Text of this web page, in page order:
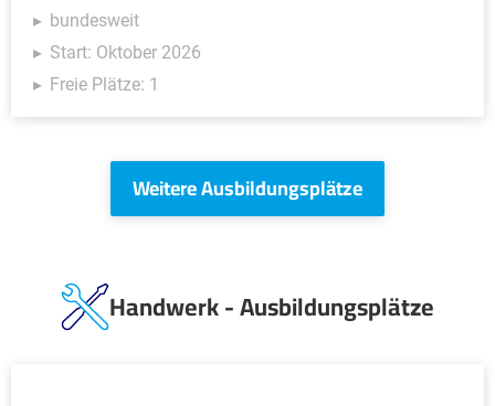
bundesweit
Start: Oktober 2026
Freie Plätze: 1
Weitere Ausbildungsplätze
Handwerk - Ausbildungsplätze